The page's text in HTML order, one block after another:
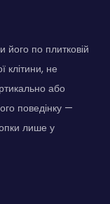
по плитковій
клітини, не
або
поведінку —
лише у